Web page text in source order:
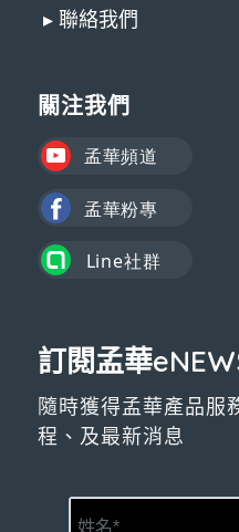
▸ 聯絡我們
關注我們
訂閱孟華
隨時獲得孟華產品服
程、及最新消息